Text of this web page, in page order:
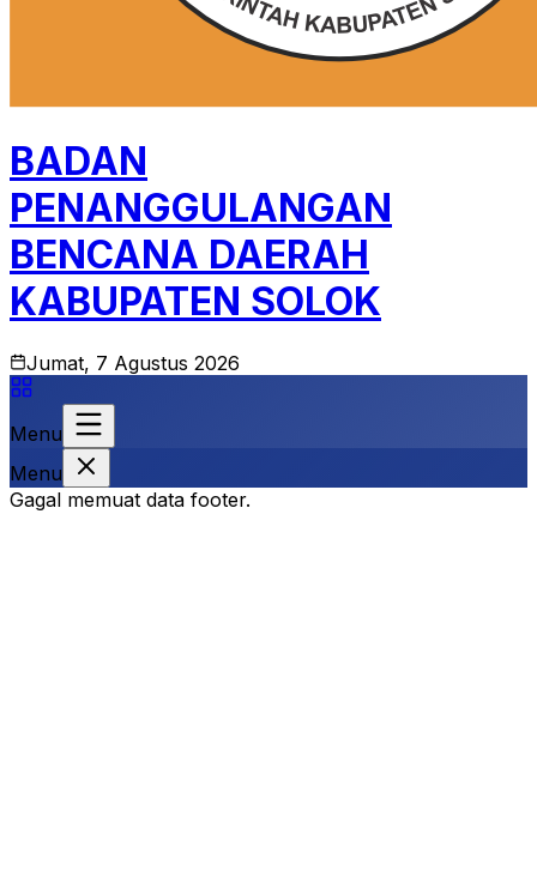
BADAN
PENANGGULANGAN
BENCANA DAERAH
KABUPATEN SOLOK
Jumat, 7 Agustus 2026
Menu
Menu
Gagal memuat data footer.